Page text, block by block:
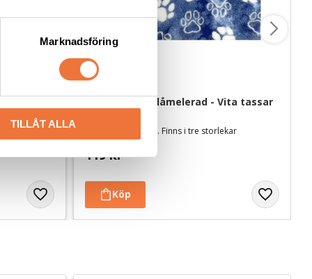
Marknadsföring
TILLÅT ALLA
Vetbed Kelly Blåmelerad - Vita tassar
Tjocklek ca 28 mm. Finns i tre storlekar
119kr